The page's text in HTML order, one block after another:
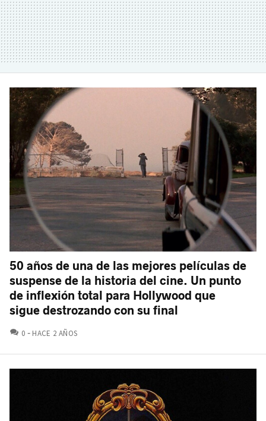
50 años de una de las mejores películas de
suspense de la historia del cine. Un punto
de inflexión total para Hollywood que
sigue destrozando con su final
0 COMENTARIOS
HACE 2 AÑOS